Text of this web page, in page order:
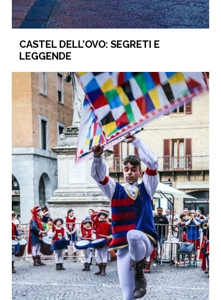
CASTEL DELL’OVO: SEGRETI E
LEGGENDE